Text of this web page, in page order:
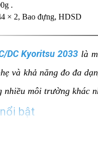
.
× 2, Bao đựng, HDSD
DC Kyoritsu 2033 là
và khả năng đo đa
nhiều môi trường khác
bật